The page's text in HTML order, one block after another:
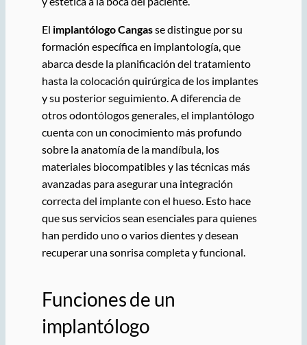
El implantólogo Cangasse distingue por su
formación específica en implantología, que
abarca desde la planificación del tratamiento
hasta la colocación quirúrgica de los implantes
y su posterior seguimiento. A diferencia de
otros odontólogos generales, el implantólogo
cuenta con un conocimiento más profundo
sobre la anatomía de la mandíbula, los
materiales biocompatibles y las técnicas más
avanzadas para asegurar una integración
correcta del implante con el hueso. Esto hace
que sus servicios sean esenciales para quienes
han perdido uno o varios dientes y desean
recuperar una sonrisa completa y funcional.
Funciones de un
implantólogo